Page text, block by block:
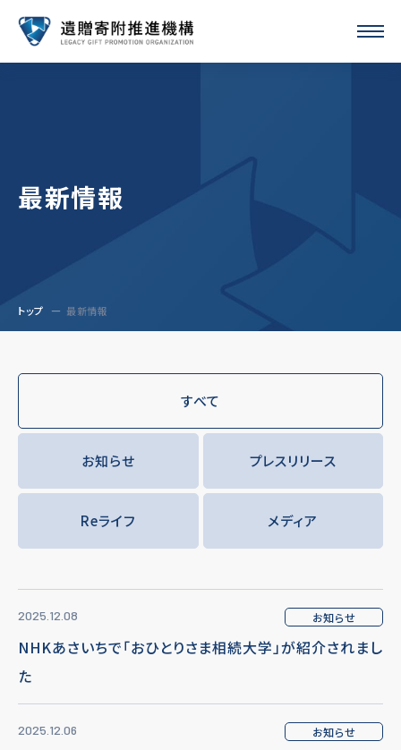
最新情報
トップ 最新情報
すべて
お知らせ プレスリリース
Reライフ メディア
2025.12.08 お知らせ
NHKあさいちで「おひとりさま相続大学」が紹介されまし
た
2025.12.06 お知らせ